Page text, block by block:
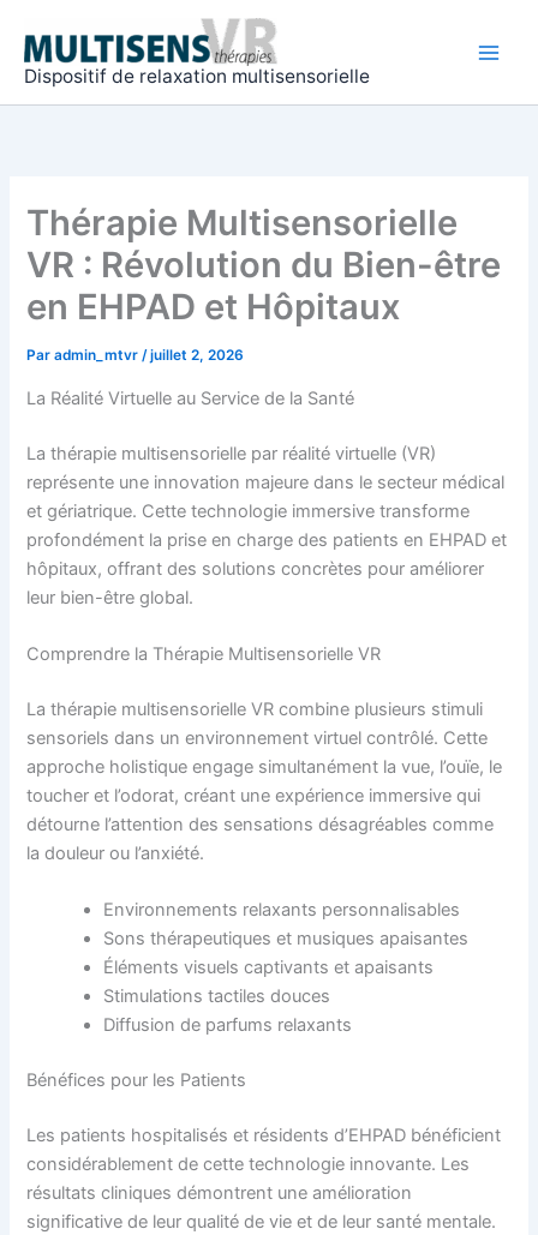
contenu
Dispositif de relaxation multisensorielle
Thérapie Multisensorielle
VR : Révolution du Bien-être
en EHPAD et Hôpitaux
Paradmin_mtvr/juillet 2, 2026
La Réalité Virtuelle au Service de la Santé
La thérapie multisensorielle par réalité virtuelle (VR)
représente une innovation majeure dans le secteur médical
et gériatrique. Cette technologie immersive transforme
profondément la prise en charge des patients en EHPAD et
hôpitaux, offrant des solutions concrètes pour améliorer
leur bien-être global.
Comprendre la Thérapie Multisensorielle VR
La thérapie multisensorielle VR combine plusieurs stimuli
sensoriels dans un environnement virtuel contrôlé. Cette
approche holistique engage simultanément la vue, l’ouïe, le
toucher et l’odorat, créant une expérience immersive qui
détourne l’attention des sensations désagréables comme
la douleur ou l’anxiété.
Environnements relaxants personnalisables
Sons thérapeutiques et musiques apaisantes
Éléments visuels captivants et apaisants
Stimulations tactiles douces
Diffusion de parfums relaxants
Bénéfices pour les Patients
Les patients hospitalisés et résidents d’EHPAD bénéficient
considérablement de cette technologie innovante. Les
résultats cliniques démontrent une amélioration
significative de leur qualité de vie et de leur santé mentale.